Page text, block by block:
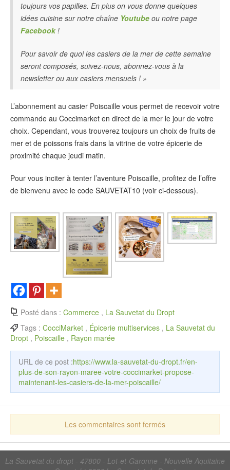
toujours vos papilles. En plus on vous donne quelques
idées cuisine sur notre chaîne Youtube ou notre page
Facebook!
Pour savoir de quoi les casiers de la mer de cette semaine
seront composés, suivez-nous, abonnez-vous à la
newsletter ou aux casiers mensuels ! »
L’abonnement au casier Poiscaille vous permet de recevoir votre
commande au Coccimarket en direct de la mer le jour de votre
choix. Cependant, vous trouverez toujours un choix de fruits de
mer et de poissons frais dans la vitrine de votre épicerie de
proximité chaque jeudi matin.
Pour vous inciter à tenter l’aventure Poiscaille, profitez de l’offre
de bienvenu avec le code SAUVETAT10 (voir ci-dessous).
Posté dans : Commerce , La Sauvetat du Dropt
Tags : CocciMarket , Épicerie multiservices , La Sauvetat du
Dropt , Poiscaille , Rayon marée
URL de ce post :https://www.la-sauvetat-du-dropt.fr/en-
plus-de-son-rayon-maree-votre-coccimarket-propose-
maintenant-les-casiers-de-la-mer-poiscaille/
Les commentaires sont fermés
La Sauvetat du dropt - 47800 - Lot-et-Garonne - Nouvelle Aquitaine